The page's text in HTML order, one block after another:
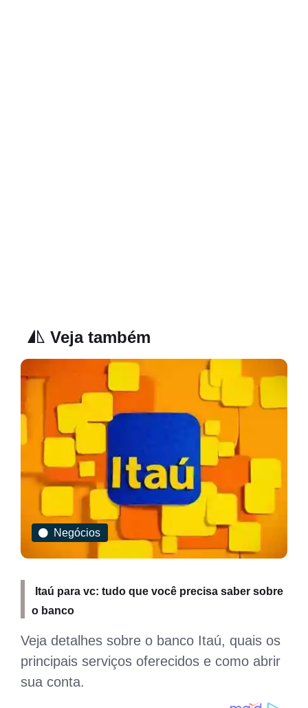
Veja também
Negócios
Itaú para vc: tudo que você precisa saber sobre
o banco
Veja detalhes sobre o banco Itaú, quais os
principais serviços oferecidos e como abrir
sua conta.